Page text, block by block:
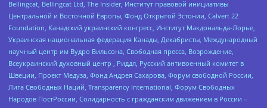
Bellingcat, Bellingcat Ltd, The Insider, Институт правовой инициативы
Центральной и Восточной Европы, Фонд Открытой Эстонии, Calvert 22
Foundation, Канадский украинский конгресс, Институт Макдональда-Лорье,
Украинская национальная федерация Канады, Декабристы, Международный
научный центр им Вудро Вильсона, Свободная пресса, Возрождение,
Всеукраинский духовный центр , Риддл, Русский антивоенный комитет в
Швеции, Проект Медуза, Фонд Андрея Сахарова, Форум свободной России,
Лига Свободных Наций, Transparеncy International, Форум Свободных
Народов ПостРоссии, Солидарность с гражданским движением в России –